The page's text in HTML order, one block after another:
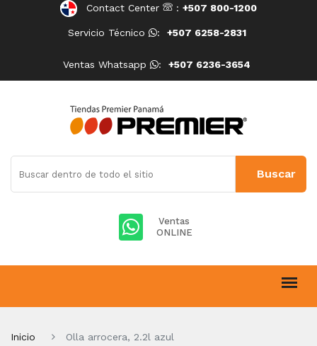
Contact Center : +507 800-1200
Servicio Técnico : +507 6258-2831
Ventas Whatsapp : +507 6236-3654
Ventas
ONLINE
Inicio Olla arrocera, 2.2l azul